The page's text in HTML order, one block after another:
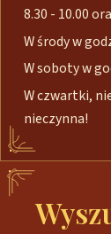
8.30 - 10.00
W środy w
W soboty w
W czwartki,
nieczynna!